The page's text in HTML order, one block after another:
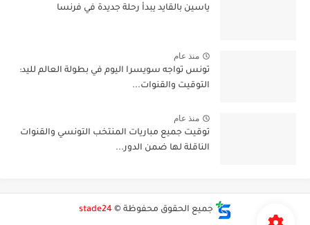
ياسين بالقايد يبدأ رحلة جديدة في فرنسا
منذ عام
تونس تواجه سويسرا اليوم في بطولة العالم لليد:
التوقيت والقنوات...
منذ عام
توقيت جميع مباريات المنتخب التونسي والقنوات
الناقلة لها ضمن الدور...
جميع الحقوق محفوظة © stade24